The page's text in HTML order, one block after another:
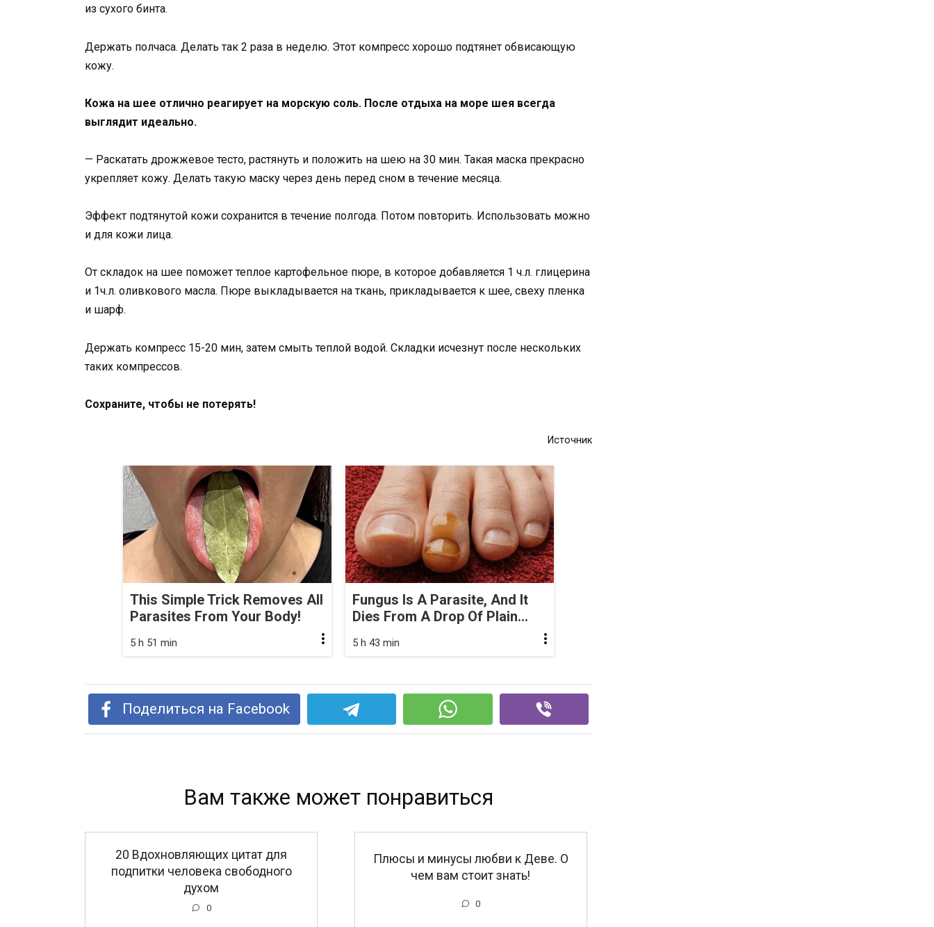
из сухого бинта.
Держать полчаса. Делать так 2 раза в неделю. Этот компресс хорошо подтянет обвисающую
кожу.
Кожа на шее отлично реагирует на морскую соль. После отдыха на море шея всегда
выглядит идеально.
— Раскатать дрожжевое тесто, растянуть и положить на шею на 30 мин. Такая маска прекрасно
укрепляет кожу. Делать такую маску через день перед сном в течение месяца.
Эффект подтянутой кожи сохранится в течение полгода. Потом повторить. Использовать можно
и для кожи лица.
От складок на шее поможет теплое картофельное пюре, в которое добавляется 1 ч.л. глицерина
и 1ч.л. оливкового масла. Пюре выкладывается на ткань, прикладывается к шее, свеху пленка
и шарф.
Держать компресс 15-20 мин, затем смыть теплой водой. Складки исчезнут после нескольких
таких компрессов.
Сохраните, чтобы не потерять!
Источник
This Simple Trick Removes All
Parasites From Your Body!
5 h 51 min
Fungus Is A Parasite, And It
Dies From A Drop Of Plain...
5 h 43 min
Поделиться на Facebook
Вам также может понравиться
20 Вдохновляющих цитат для
подпитки человека свободного
духом
0
Плюсы и минусы любви к Деве. О
чем вам стоит знать!
0